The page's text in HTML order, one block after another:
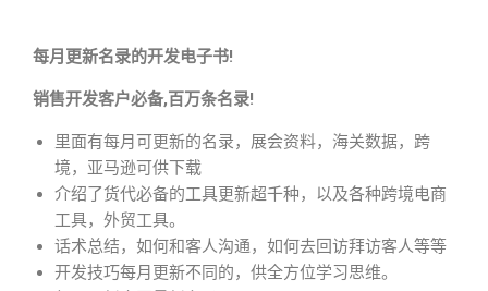
每月更新名录的开发电子书!
销售开发客户必备,百万条名录!
里面有每月可更新的名录，展会资料，海关数据，跨
境，亚马逊可供下载
介绍了货代必备的工具更新超千种，以及各种跨境电商
工具，外贸工具。
话术总结，如何和客人沟通，如何去回访拜访客人等等
开发技巧每月更新不同的，供全方位学习思维。